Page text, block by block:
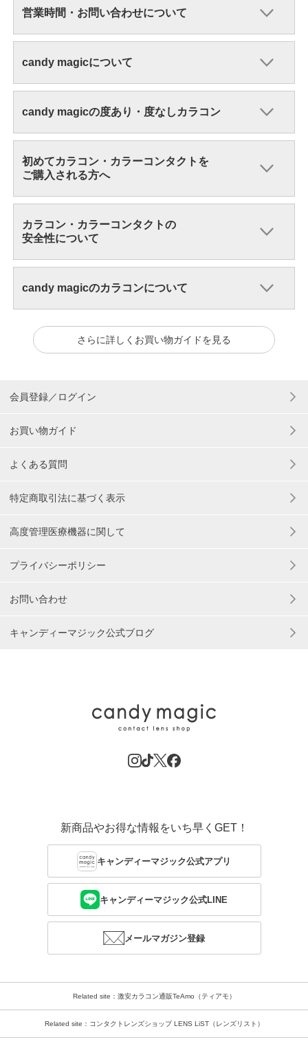
営業時間・お問い合わせについて
candy magicについて
candy magicの度あり・度なしカラコン
初めてカラコン・カラーコンタクトを
ご購入される方へ
カラコン・カラーコンタクトの
安全性について
candy magicのカラコンについて
さらに詳しくお買い物ガイドを見る
会員登録／ログイン
お買い物ガイド
よくある質問
特定商取引法に基づく表示
高度管理医療機器に関して
プライバシーポリシー
お問い合わせ
キャンディーマジック公式ブログ
新商品やお得な情報をいち早くGET！
キャンディーマジック公式アプリ
キャンディーマジック公式LINE
メールマガジン登録
Related site：激安カラコン通販TeAmo（ティアモ）
Related site：コンタクトレンズショップ LENS LiST（レンズリスト）